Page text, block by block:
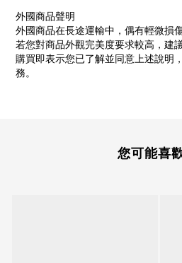
外國商品聲明
外國商品在長途運輸中，偶有輕微損
若您對商品外觀完美度要求較高，建
購買即表示您已了解並同意上述說明
務。
您可能喜